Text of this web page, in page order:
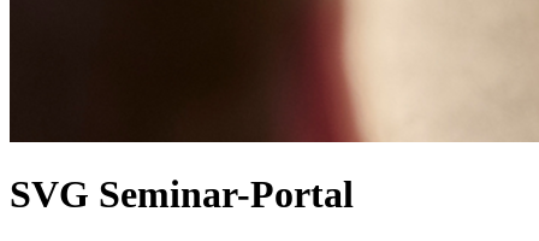
SVG Seminar-Portal